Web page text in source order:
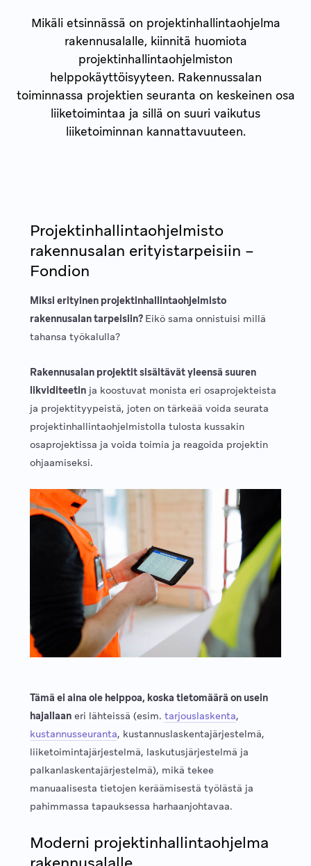
Mikäli etsinnässä on projektinhallintaohjelma
rakennusalalle, kiinnitä huomiota
projektinhallintaohjelmiston
helppokäyttöisyyteen. Rakennussalan
toiminnassa projektien seuranta on keskeinen osa
liiketoimintaa ja sillä on suuri vaikutus
liiketoiminnan kannattavuuteen.
Projektinhallintaohjelmisto
rakennusalan erityistarpeisiin –
Fondion
Miksi erityinen projektinhallintaohjelmisto
rakennusalan tarpeisiin? Eikö sama onnistuisi millä
tahansa työkalulla?
Rakennusalan projektit sisältävät yleensä suuren
likviditeetinja koostuvat monista eri osaprojekteista
ja projektityypeistä, joten on tärkeää voida seurata
projektinhallintaohjelmistolla tulosta kussakin
osaprojektissa ja voida toimia ja reagoida projektin
ohjaamiseksi.
Tämä ei aina ole helppoa, koska tietomäärä on usein
hajallaaneri lähteissä (esim. tarjouslaskenta,
kustannusseuranta, kustannuslaskentajärjestelmä,
liiketoimintajärjestelmä, laskutusjärjestelmä ja
palkanlaskentajärjestelmä), mikä tekee
manuaalisesta tietojen keräämisestä työlästä ja
pahimmassa tapauksessa harhaanjohtavaa.
Moderni projektinhallintaohjelma